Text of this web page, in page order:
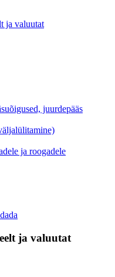
ja valuutat
juurdepääs
ja roogadele
ja valuutat